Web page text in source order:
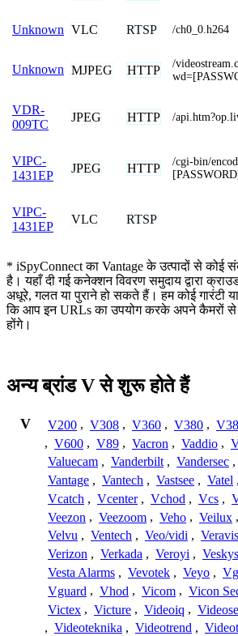
Unknown VLC RTSP /ch0_0.h264
Unknown MJPEG HTTP
/
VDR-
009TC
JPEG HTTP /
VIPC-
1431EP
JPEG HTTP
/cgi-bin/
VIPC-
1431EP
VLC RTSP
* iSpyConnect का Vantage के उत्पादों से कोई
है। यहाँ दी गई कनेक्शन विवरण समुदाय द्वारा
अधूरे, गलत या पुराने हो सकते हैं। हम कोई गारंटी
कि आप इन URLs का उपयोग करके अपने कैमरों
होंगे।
अन्य ब्रांड V से शुरू होते हैं
V V200 , V308 , V360 , V380 ,
, V600 , V89 , Vacron , Vaddio ,
Valuecam , Vanderbilt , Vandersec ,
Vantage , Vantech , Vastsee , Vatel ,
Vcatch , Vcenter , Vchod , Vcs ,
Veezon , Veezoom , Veho , Veilux ,
Velvu , Ventech , Veo/vidi ,
Verizon , Verkada , Veroyi , Veskys
Vesta Alarms , Vevotek , Veyo ,
Vguard , Vhod , Vicom , Vicon
Victex , Victure , Videoiq ,
, Videoteknika , Videotrend ,